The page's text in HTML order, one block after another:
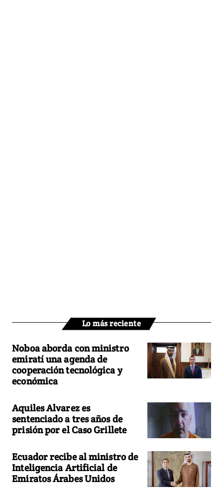
Lo más reciente
Noboa aborda con ministro
emiratí una agenda de
cooperación tecnológica y
económica
Aquiles Alvarez es
sentenciado a tres años de
prisión por el Caso Grillete
Ecuador recibe al ministro de
Inteligencia Artificial de
Emiratos Árabes Unidos